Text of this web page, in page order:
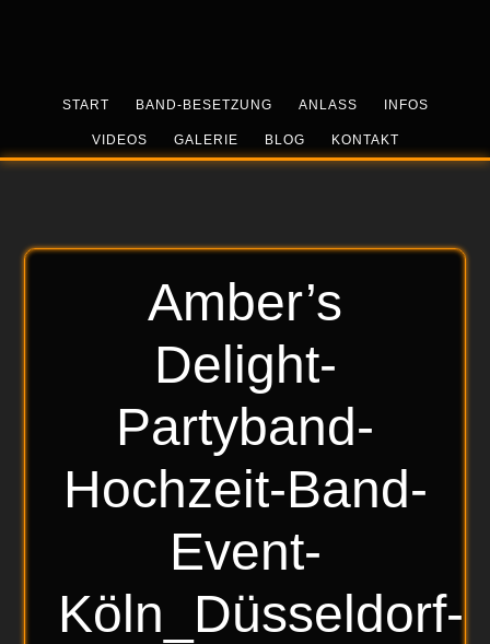
START BAND-BESETZUNG ANLASS INFOS
VIDEOS GALERIE BLOG KONTAKT
Amber’s
Delight-
Partyband-
Hochzeit-Band-
Event-
Köln_Düsseldorf-